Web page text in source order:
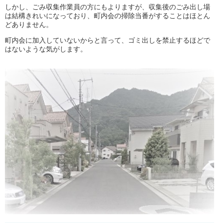
しかし、ごみ収集作業員の方にもよりますが、収集後のごみ出し場
は結構きれいになっており、町内会の掃除当番がすることはほとん
どありません。
町内会に加入していないからと言って、ゴミ出しを禁止するほどで
はないような気がします。